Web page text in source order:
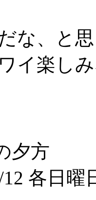
な、と
イ楽し
夕方
12 各日曜